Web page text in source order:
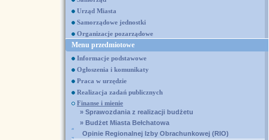
Urząd Miasta
Samorządowe jednostki
Organizacje pozarządowe
Menu przedmiotowe
Informacje podstawowe
Ogłoszenia i komunikaty
Praca w urzędzie
Realizacja zadań publicznych
Finanse i mienie
» Sprawozdania z realizacji budżetu
» Budżet Miasta Bełchatowa
Opinie Regionalnej Izby Obrachunkowej (RIO)